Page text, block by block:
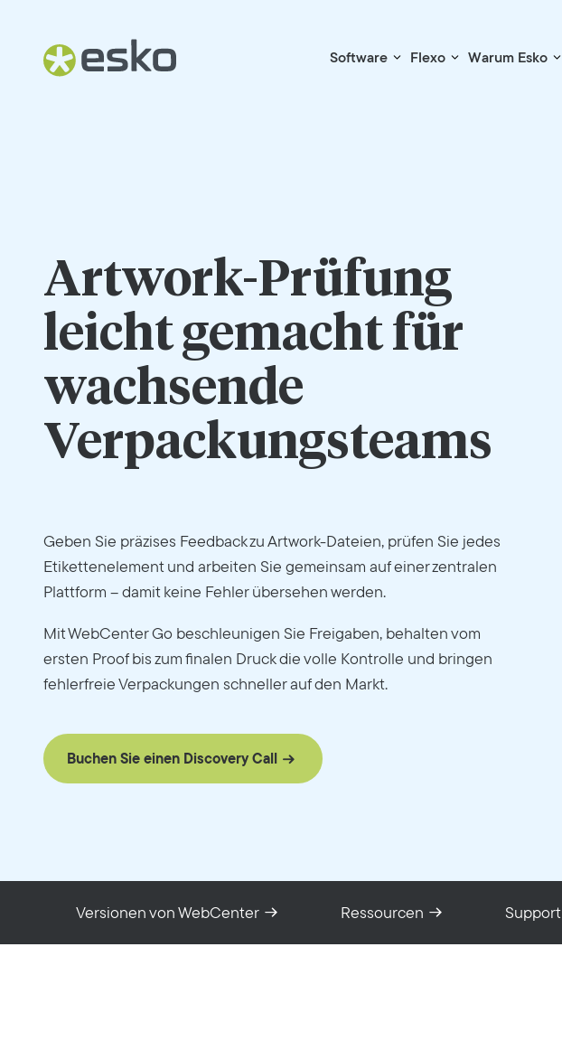
Software Flexo Warum Esko
Artwork-Prüfung
leicht gemacht für
wachsende
Verpackungsteams
Geben Sie präzises Feedback zu Artwork-Dateien, prüfen Sie jedes
Etikettenelement und arbeiten Sie gemeinsam auf einer zentralen
Plattform – damit keine Fehler übersehen werden.
Mit WebCenter Go beschleunigen Sie Freigaben, behalten vom
ersten Proof bis zum finalen Druck die volle Kontrolle und bringen
fehlerfreie Verpackungen schneller auf den Markt.
Buchen Sie einen Discovery Call
Versionen von WebCenter Ressourcen Support